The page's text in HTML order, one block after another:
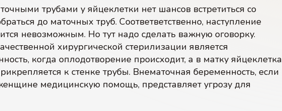
трубами у яйцеклетки нет шансов встретиться со
до маточных труб. Соответветственно, наступление
невозможным. Но тут надо сделать важную оговорку.
хирургической стерилизации является
когда оплодотворение происходит, а в матку яйцеклетка
к стенке трубы. Внематочная беременность, если
медицинскую помощь, представляет угрозу для